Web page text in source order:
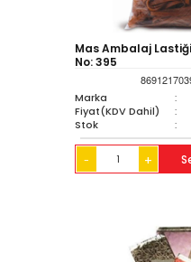
Mas Ambalaj
No: 395
Marka
:
Fiyat(KDV Dahil) :
Stok :
- +